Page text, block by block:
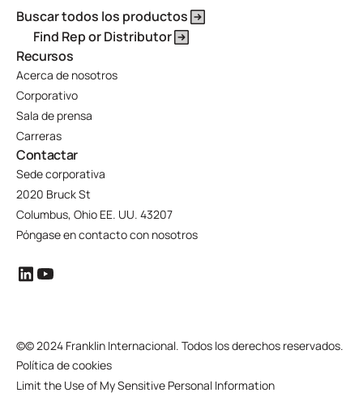
Buscar todos los productos
Find Rep or Distributor
Recursos
Acerca de nosotros
Corporativo
Sala de prensa
Carreras
Contactar
Sede corporativa
2020 Bruck St
Columbus, Ohio EE. UU. 43207
Póngase en contacto con nosotros
©© 2024 Franklin Internacional. Todos los derechos reservados.
Política de cookies
Limit the Use of My Sensitive Personal Information